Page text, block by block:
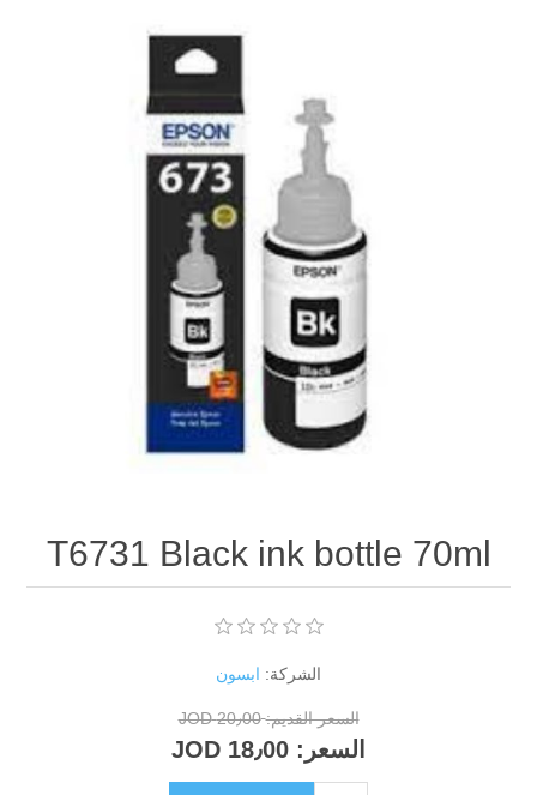
T6731 Black ink bottle 70ml
الشركة: ابسون
السعر القديم: 20٫00 JOD
السعر: 18٫00 JOD